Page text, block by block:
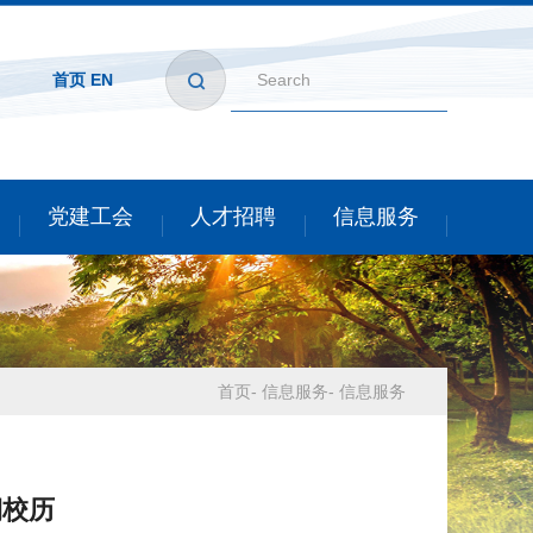
首页 EN
党建工会 人才招聘 信息服务
首页- 信息服务- 信息服务
历